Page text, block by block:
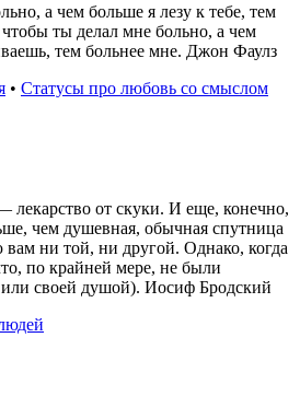
а чем больше я лезу к тебе, тем
ты делал мне больно, а чем
тем больнее мне. Джон Фаулз
• Статусы про любовь со смыслом
лекарство от скуки. И еще, конечно,
чем душевная, обычная спутница
вам ни той, ни другой. Однако, когда
по крайней мере, не были
своей душой). Иосиф Бродский